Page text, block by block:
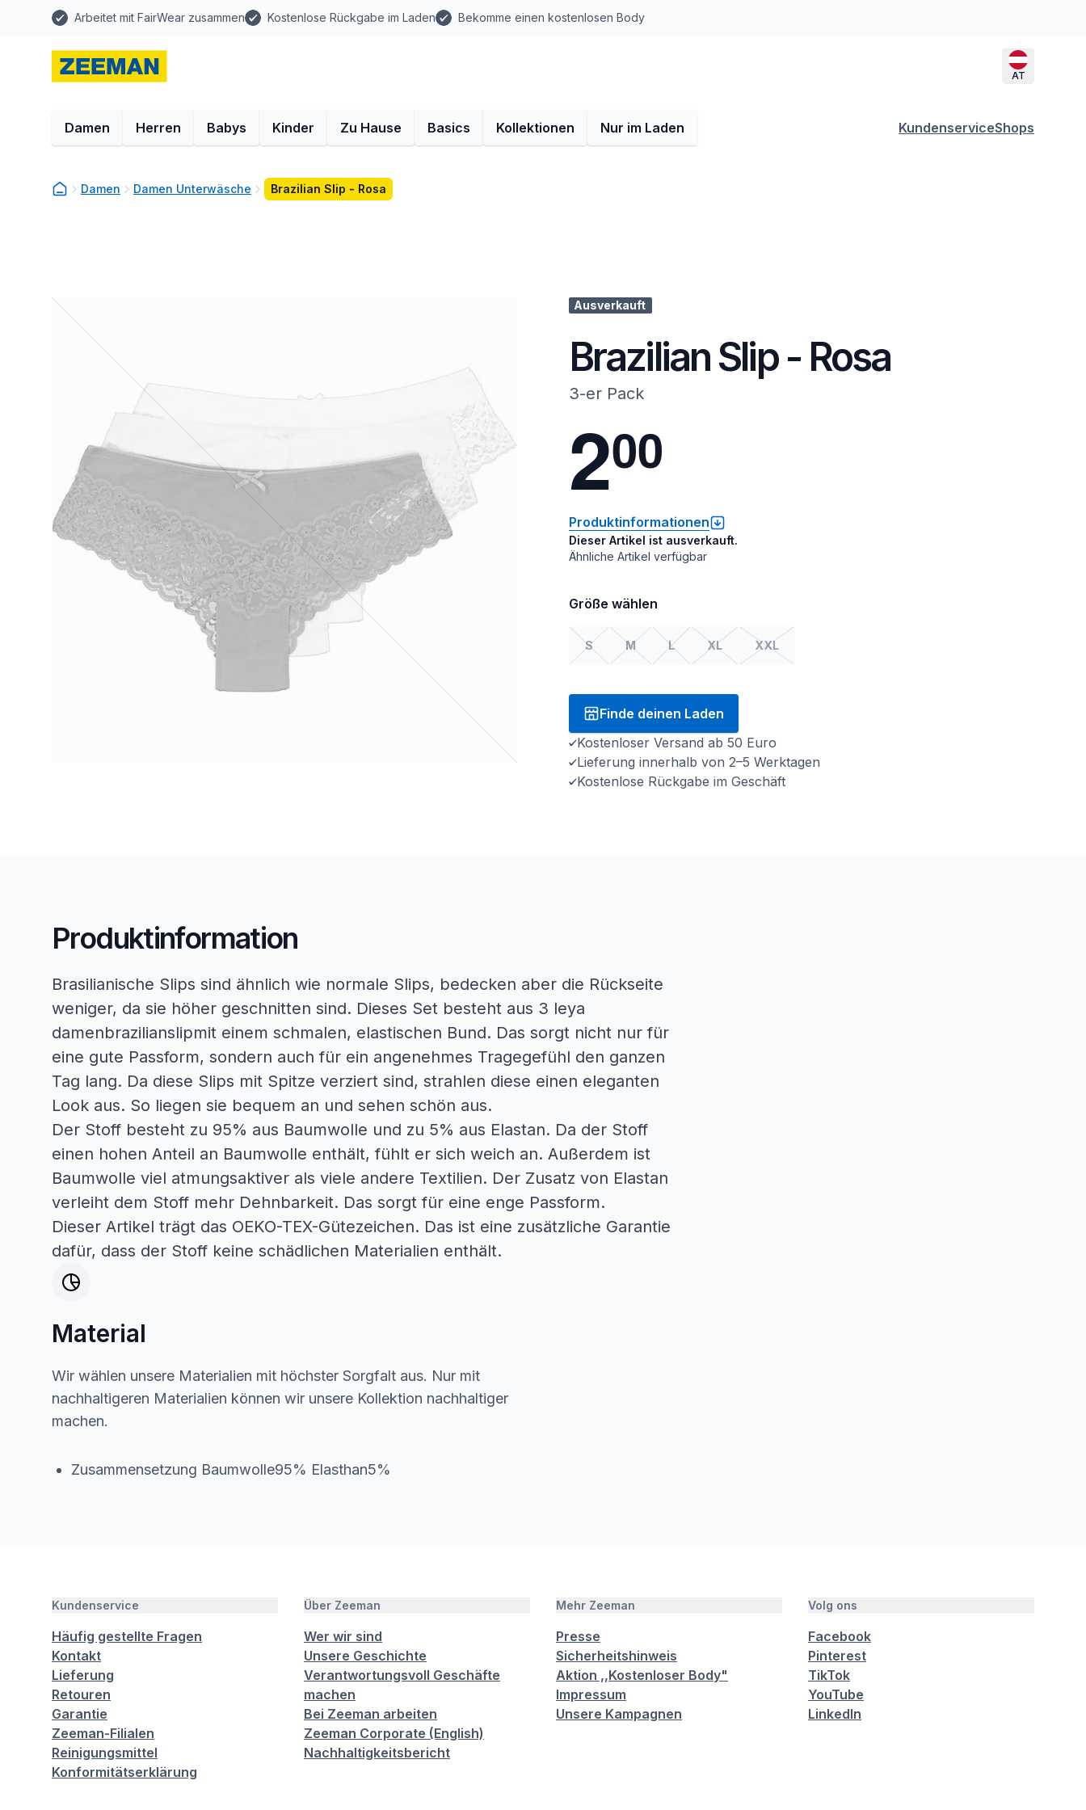
Arbeitet mit FairWear zusammen Kostenlose Rückgabe im Laden Bekomme einen kostenlosen Body
AT
Damen Herren Babys Kinder Zu Hause Basics Kollektionen Nur im Laden KundenserviceShops
Damen Damen Unterwäsche Brazilian Slip - Rosa
Ausverkauft
Brazilian Slip - Rosa
3-er Pack
200
Produktinformationen
Dieser Artikel ist ausverkauft.
Ähnliche Artikel verfügbar
Größe wählen
S M L XL XXL
Finde deinen Laden
Kostenloser Versand ab 50 Euro
Lieferung innerhalb von 2–5 Werktagen
Kostenlose Rückgabe im Geschäft
Produktinformation
Brasilianische Slips sind ähnlich wie normale Slips, bedecken aber die Rückseite
weniger, da sie höher geschnitten sind. Dieses Set besteht aus 3 leya
damenbrazilianslipmit einem schmalen, elastischen Bund. Das sorgt nicht nur für
eine gute Passform, sondern auch für ein angenehmes Tragegefühl den ganzen
Tag lang. Da diese Slips mit Spitze verziert sind, strahlen diese einen eleganten
Look aus. So liegen sie bequem an und sehen schön aus.
Der Stoff besteht zu 95% aus Baumwolle und zu 5% aus Elastan. Da der Stoff
einen hohen Anteil an Baumwolle enthält, fühlt er sich weich an. Außerdem ist
Baumwolle viel atmungsaktiver als viele andere Textilien. Der Zusatz von Elastan
verleiht dem Stoff mehr Dehnbarkeit. Das sorgt für eine enge Passform.
Dieser Artikel trägt das OEKO-TEX-Gütezeichen. Das ist eine zusätzliche Garantie
dafür, dass der Stoff keine schädlichen Materialien enthält.
Material
Wir wählen unsere Materialien mit höchster Sorgfalt aus. Nur mit
nachhaltigeren Materialien können wir unsere Kollektion nachhaltiger
machen.
Zusammensetzung Baumwolle95% Elasthan5%
Kundenservice
Häufig gestellte Fragen
Kontakt
Lieferung
Retouren
Garantie
Zeeman-Filialen
Reinigungsmittel
Konformitätserklärung
Über Zeeman
Wer wir sind
Unsere Geschichte
Verantwortungsvoll Geschäfte
machen
Bei Zeeman arbeiten
Zeeman Corporate (English)
Nachhaltigkeitsbericht
Mehr Zeeman
Presse
Sicherheitshinweis
Aktion ,,Kostenloser Body"
Impressum
Unsere Kampagnen
Volg ons
Facebook
Pinterest
TikTok
YouTube
LinkedIn